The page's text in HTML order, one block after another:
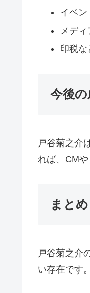
イベ
メデ
印税な
今後
戸谷菊之介
れば、CM
まとめ
戸谷菊之介
い存在です